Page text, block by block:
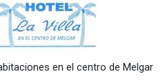
en el centro de Melgar